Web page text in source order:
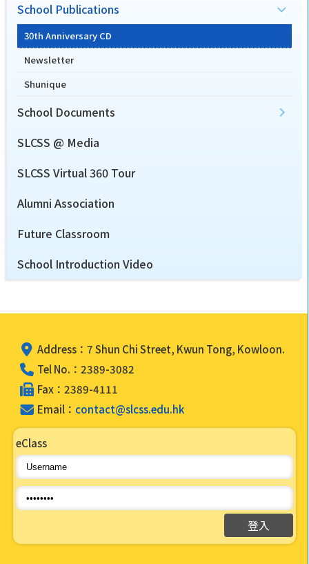
School Publications
30th Anniversary CD
Newsletter
Shunique
School Documents
SLCSS @ Media
SLCSS Virtual 360 Tour
Alumni Association
Future Classroom
School Introduction Video
Address：7 Shun Chi Street, Kwun Tong, Kowloon.
Tel No.：2389-3082
Fax：2389-4111
Email： contact@slcss.edu.hk
eClass